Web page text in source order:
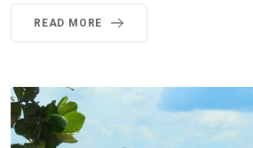
READ MORE